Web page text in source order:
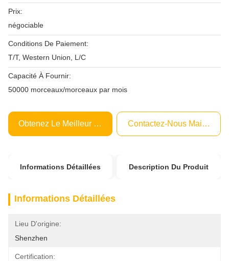
Prix:
négociable
Conditions De Paiement:
T/T, Western Union, L/C
Capacité À Fournir:
50000 morceaux/morceaux par mois
Obtenez Le Meilleur Prix Contactez-Nous Maintenant
Informations Détaillées Description Du Produit
Informations Détaillées
Lieu D'origine:
Shenzhen
Certification: